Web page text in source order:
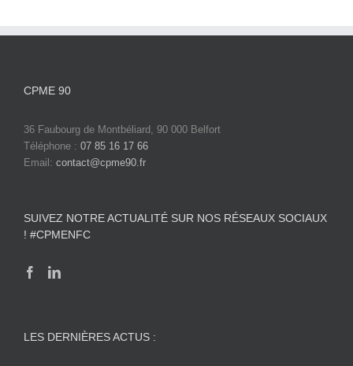
CPME 90
36 Faubourg de Montbéliard, 90 000 Belfort
Téléphone : 07 85 16 17 66
Email: contact@cpme90.fr
SUIVEZ NOTRE ACTUALITÉ SUR NOS RÉSEAUX SOCIAUX
! #CPMENFC
LES DERNIÈRES ACTUS :